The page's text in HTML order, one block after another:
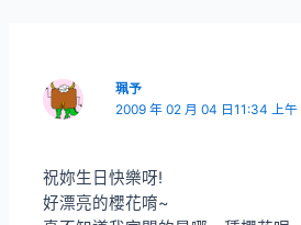
珮予
2009 年 02 月 04 日11:34 上午
祝妳生日快樂呀!
好漂亮的櫻花唷~